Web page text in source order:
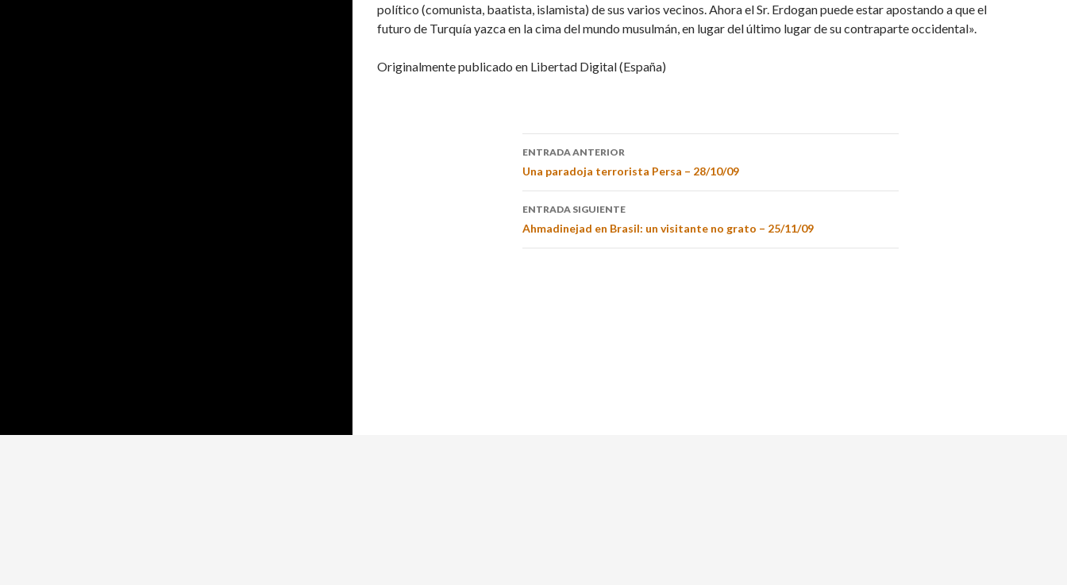
político (comunista, baatista, islamista) de sus varios vecinos. Ahora el Sr. Erdogan puede estar apostando a que el
futuro de Turquía yazca en la cima del mundo musulmán, en lugar del último lugar de su contraparte occidental».
Originalmente publicado en Libertad Digital (España)
ENTRADA ANTERIOR
Una paradoja terrorista Persa – 28/10/09
ENTRADA SIGUIENTE
Ahmadinejad en Brasil: un visitante no grato – 25/11/09